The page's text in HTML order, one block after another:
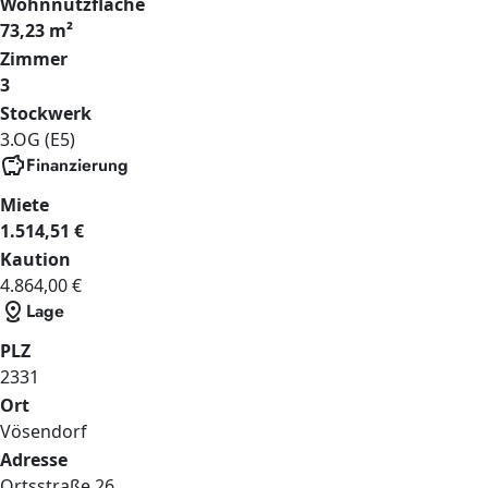
73,23 m²
Zimmer
3
Stockwerk
3.OG (E5)
savingsFinanzierung
Miete
1.514,51 €
Kaution
4.864,00 €
distance Lage
PLZ
2331
Ort
Vösendorf
Adresse